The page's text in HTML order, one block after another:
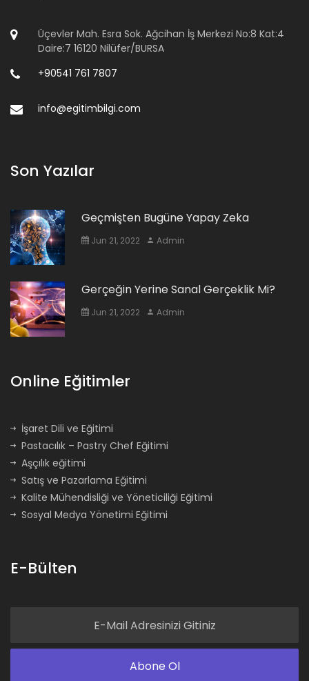
Üçevler Mah. Esra Sok. Ağcihan İş Merkezi No:8 Kat:4
Daire:7 16120 Nilüfer/BURSA
+90541 761 7807
info@egitimbilgi.com
Son Yazılar
Geçmişten Bugüne Yapay Zeka
Jun 21, 2022 Admin
Gerçeğin Yerine Sanal Gerçeklik Mi?
Jun 21, 2022 Admin
Online Eğitimler
İşaret Dili ve Eğitimi
Pastacılık – Pastry Chef Eğitimi
Aşçılık eğitimi
Satış ve Pazarlama Eğitimi
Kalite Mühendisliği ve Yöneticiliği Eğitimi
Sosyal Medya Yönetimi Eğitimi
E-Bülten